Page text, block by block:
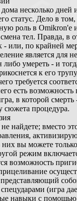
дома несколько дней
статус. Дело в том,
роль в Omikron'e
тел. Правда, в
- или, по крайней
является для
умереть - и
к его
требуется
есть возможность
в которой смерть
сюжета процедура.
найдете; вместо
вы можете
режим
возможность
(игра
навыки с помощью